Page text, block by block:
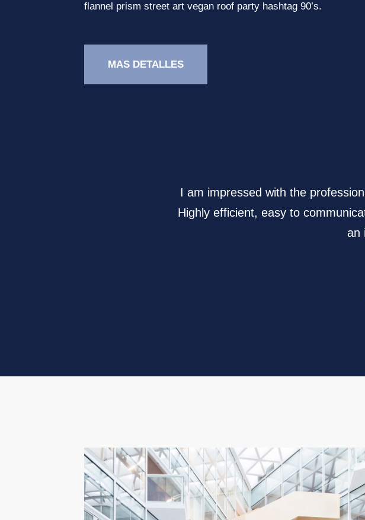
flannel prism street art vegan roof party hashtag 90’s.
MAS DETALLES
I am impressed with the
Highly efficient, easy to
an